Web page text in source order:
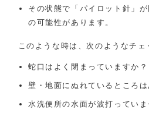
その状態で「パイロット針」
の可能性があります。
このような時は、次のようなチェ
蛇口はよく閉まっていますか？
壁・地面にぬれているところは
水洗便所の水面が波打っていま